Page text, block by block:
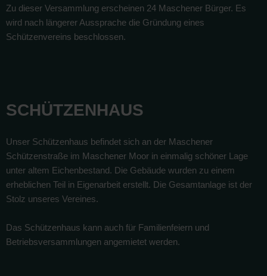
Zu dieser Versammlung erscheinen 24 Maschener Bürger. Es
wird nach längerer Aussprache die Gründung eines
Schützenvereins beschlossen.
SCHÜTZENHAUS
Unser Schützenhaus befindet sich an der Maschener
Schützenstraße im Maschener Moor in einmalig schöner Lage
unter altem Eichenbestand. Die Gebäude wurden zu einem
erheblichen Teil in Eigenarbeit erstellt. Die Gesamtanlage ist der
Stolz unseres Vereines.
Das Schützenhaus kann auch für Familienfeiern und
Betriebsversammlungen angemietet werden.